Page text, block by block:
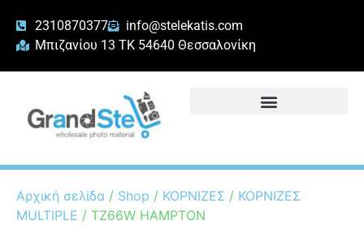
2310870377
info@stelekatis.com
Μπιζανίου 13 ΤΚ 54640 Θεσσαλονίκη
Αρχική σελίδα / Shop / ΚΟΡΝΙΖΕΣ / ΚΟΡΝΙΖΕΣ
MULTIPLE / TZ66W HAMPTON